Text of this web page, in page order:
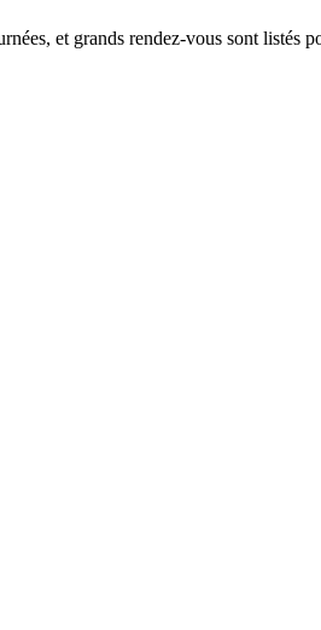
et grands rendez-vous sont listés